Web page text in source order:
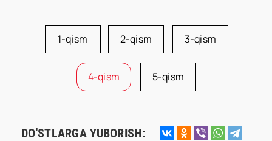
1-qism 2-qism 3-qism
4-qism 5-qism
DO'STLARGA YUBORISH: